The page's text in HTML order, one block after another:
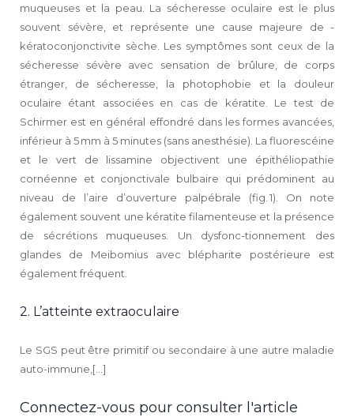
muqueuses et la peau. La sécheresse oculaire est le plus
souvent sévère, et représente une cause majeure de -
kératoconjonctivite sèche. Les symptômes sont ceux de la
sécheresse sévère avec sensation de brûlure, de corps
étranger, de sécheresse, la photophobie et la douleur
oculaire étant associées en cas de kératite. Le test de
Schirmer est en général effondré dans les formes avancées,
inférieur à 5 mm à 5 minutes (sans anesthésie). La fluorescéine
et le vert de lissamine objectivent une épithéliopathie
cornéenne et conjonctivale bulbaire qui prédominent au
niveau de l’aire d’ouverture palpébrale (fig. 1). On note
également souvent une kératite filamenteuse et la présence
de sécrétions muqueuses. Un dysfonc-tionnement des
glandes de Meibomius avec blépharite postérieure est
également fréquent.
2. L’atteinte extraoculaire
Le SGS peut être primitif ou secondaire à une autre maladie
auto-immune,[...]
Connectez-vous pour consulter l'article